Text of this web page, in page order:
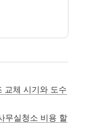
교체 시기와 도수
무실청소 비용 할